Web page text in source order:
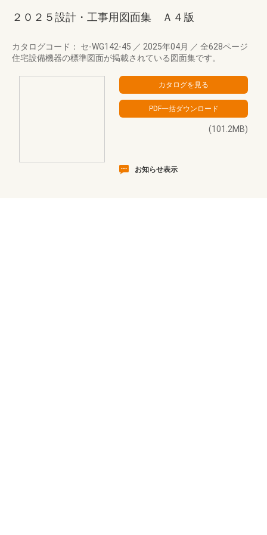
２０２５設計・工事用図面集 Ａ４版
カタログコード： セ-WG142-45 ／ 2025年04月 ／ 全628ページ
住宅設備機器の標準図面が掲載されている図面集です。
(101.2MB)
お知らせ表示